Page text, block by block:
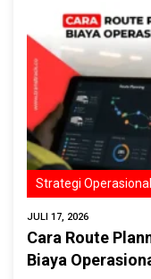
Strategi Operasional
JULI 17, 2026
Cara Route
Biaya